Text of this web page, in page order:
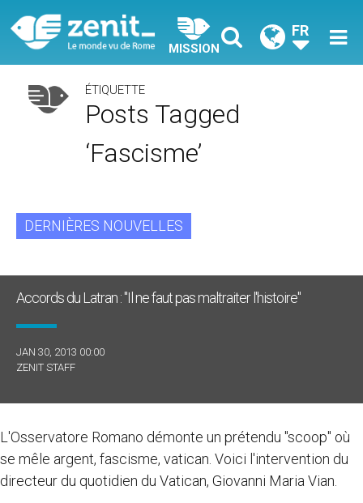
MISSION
FR
ÉTIQUETTE
Posts Tagged
‘fascisme’
DERNIÈRES NOUVELLES
Accords du Latran : "Il ne faut pas maltraiter l'histoire"
JAN 30, 2013 00:00
ZENIT STAFF
L'Osservatore Romano démonte un prétendu "scoop" où
se mêle argent, fascisme, vatican. Voici l'intervention du
directeur du quotidien du Vatican, Giovanni Maria Vian.